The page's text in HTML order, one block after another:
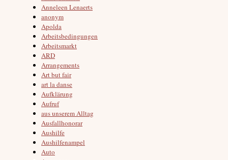
Anneleen Lenaerts
anonym
Apolda
Arbeitsbedingungen
Arbeitsmarkt
ARD
Arrangements
Art but fair
art la danse
Aufklärung
Aufruf
aus unserem Alltag
Ausfallhonorar
Aushilfe
Aushilfenampel
Auto